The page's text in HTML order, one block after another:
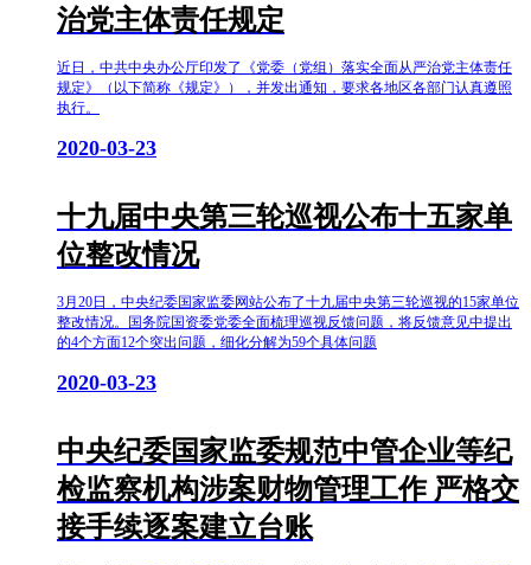
治党主体责任规定
近日，中共中央办公厅印发了《党委（党组）落实全面从严治党主体责任
规定》（以下简称《规定》），并发出通知，要求各地区各部门认真遵照
执行。
2020-03-23
十九届中央第三轮巡视公布十五家单
位整改情况
3月20日，中央纪委国家监委网站公布了十九届中央第三轮巡视的15家单位
整改情况。国务院国资委党委全面梳理巡视反馈问题，将反馈意见中提出
的4个方面12个突出问题，细化分解为59个具体问题
2020-03-23
中央纪委国家监委规范中管企业等纪
检监察机构涉案财物管理工作 严格交
接手续逐案建立台账